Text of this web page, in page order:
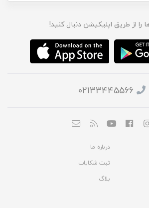
را از طریق اپلیکیشن دنبال کنید!
02133445566
درباره ما
ثبت شکایات
بلاگ